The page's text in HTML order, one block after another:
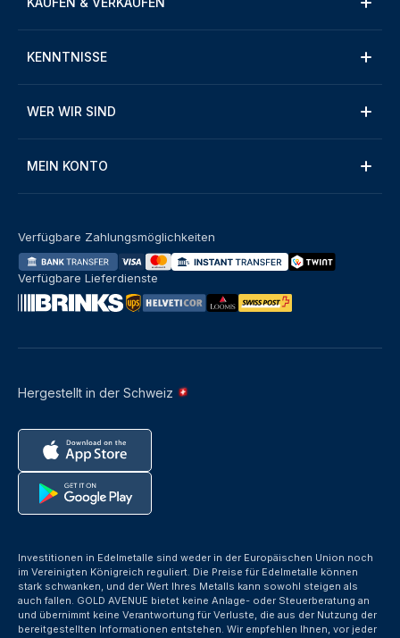
KENNTNISSE
WER WIR SIND
MEIN KONTO
Hergestellt in der Schweiz
Verfügbare Zahlungsmöglichkeiten
Verfügbare Lieferdienste
Investitionen in Edelmetalle sind weder in der Europäischen Union noch
im Vereinigten Königreich reguliert. Die Preise für Edelmetalle können
stark schwanken, und der Wert Ihres Metalls kann sowohl steigen als
auch fallen. GOLD AVENUE bietet keine Anlage- oder Steuerberatung an
und übernimmt keine Verantwortung für Verluste, die aus der Nutzung der
bereitgestellten Informationen entstehen. Wir empfehlen Ihnen, vor jeder